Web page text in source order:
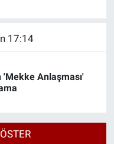
17:14
'Mekke Anlaşması'